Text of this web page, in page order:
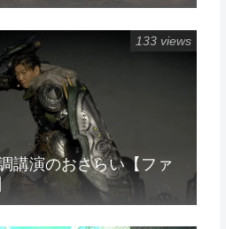
講演のおさらい【ファ
133 views